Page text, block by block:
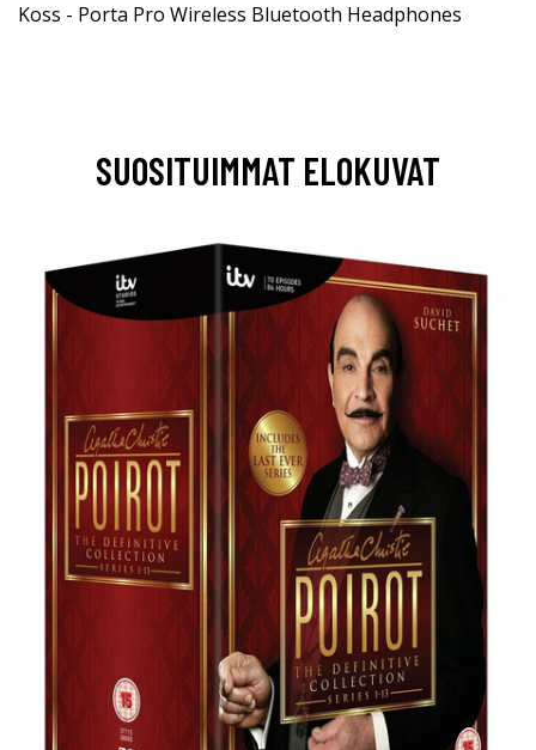
Koss - Porta Pro Wireless Bluetooth Headphones
SUOSITUIMMAT ELOKUVAT